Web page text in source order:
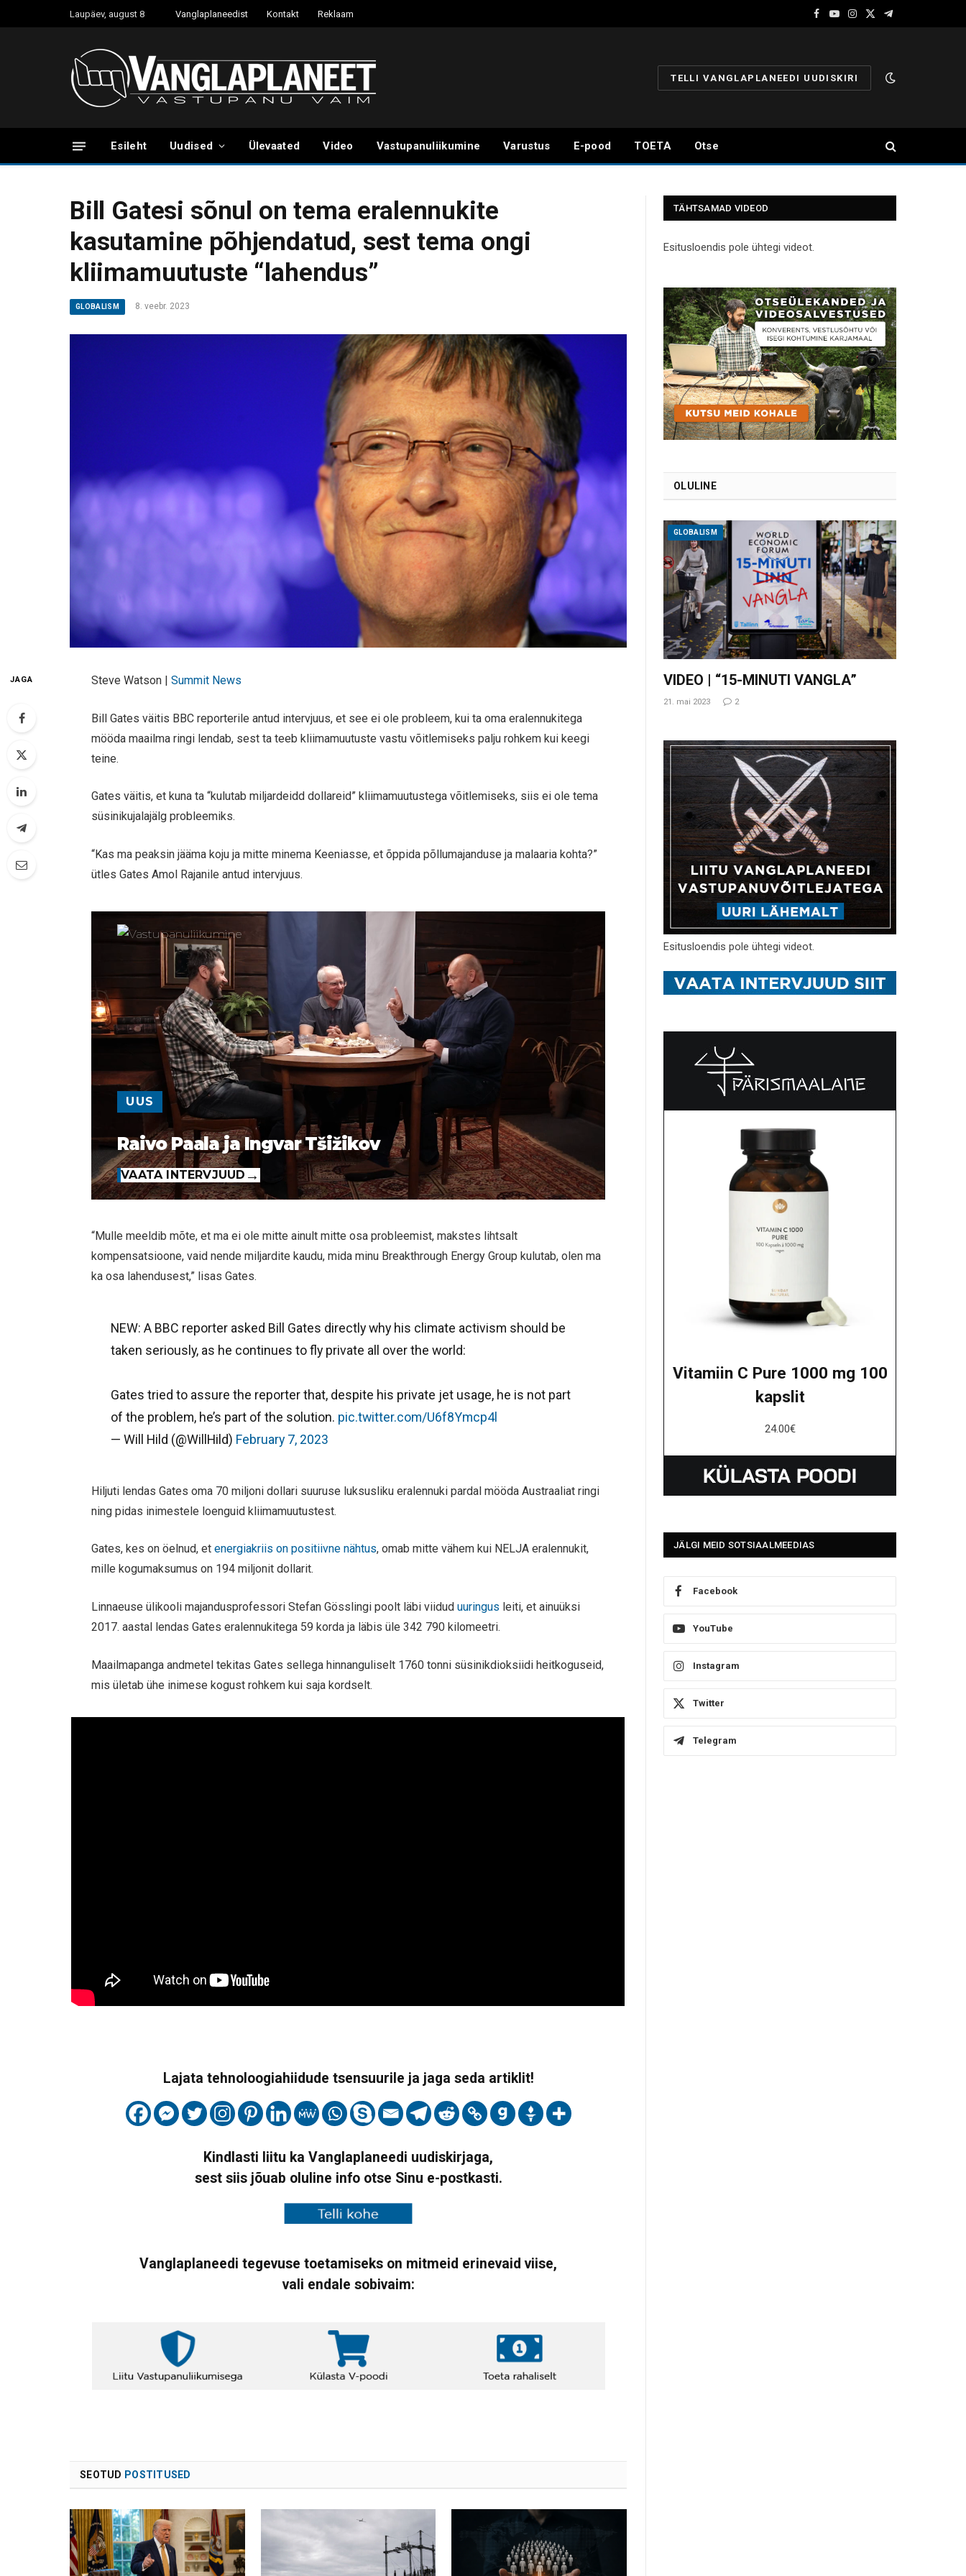
Laupäev, august 8 Vanglaplaneedist Kontakt Reklaam
Facebook
YouTube
Instagram
X
Telegram
TELLI VANGLAPLANEEDI UUDISKIRI
Esileht Uudised Ülevaated Video Vastupanuliikumine Varustus E-pood TOETA Otse
Bill Gatesi sõnul on tema eralennukite
kasutamine põhjendatud, sest tema ongi
kliimamuutuste “lahendus”
GLOBALISM 8. veebr. 2023
JAGA Steve Watson |Summit News
Bill Gates väitis BBC reporterile antud intervjuus, et see ei ole probleem, kui ta oma eralennukitega
mööda maailma ringi lendab, sest ta teeb kliimamuutuste vastu võitlemiseks palju rohkem kui keegi
teine.
Gates väitis, et kuna ta “kulutab miljardeidd dollareid” kliimamuutustega võitlemiseks, siis ei ole tema
süsinikujalajälg probleemiks.
“Kas ma peaksin jääma koju ja mitte minema Keeniasse, et õppida põllumajanduse ja malaaria kohta?”
ütles Gates Amol Rajanile antud intervjuus.
UUS
Raivo Paala ja Ingvar Tšižikov
VAATA INTERVJUUD
“Mulle meeldib mõte, et ma ei ole mitte ainult mitte osa probleemist, makstes lihtsalt
kompensatsioone, vaid nende miljardite kaudu, mida minu Breakthrough Energy Group kulutab, olen ma
ka osa lahendusest,” lisas Gates.
NEW: A BBC reporter asked Bill Gates directly why his climate activism should be
taken seriously, as he continues to fly private all over the world:
Gates tried to assure the reporter that, despite his private jet usage, he is not part
of the problem, he’s part of the solution. pic.twitter.com/U6f8Ymcp4l
— Will Hild (@WillHild) February 7, 2023
Hiljuti lendas Gates oma 70 miljoni dollari suuruse luksusliku eralennuki pardal mööda Austraaliat ringi
ning pidas inimestele loenguid kliimamuutustest.
Gates, kes on öelnud, etenergiakriis on positiivne nähtus, omab mitte vähem kui NELJA eralennukit,
mille kogumaksumus on 194 miljonit dollarit.
Linnaeuse ülikooli majandusprofessori Stefan Gösslingi poolt läbi viiduduuringus leiti, et ainuüksi
2017. aastal lendas Gates eralennukitega 59 korda ja läbis üle 342 790 kilomeetri.
Maailmapanga andmetel tekitas Gates sellega hinnanguliselt 1760 tonni süsinikdioksiidi heitkoguseid,
mis ületab ühe inimese kogust rohkem kui saja kordselt.
Lajata tehnoloogiahiidude tsensuurile ja jaga seda artiklit!
Kindlasti liitu ka Vanglaplaneedi uudiskirjaga,
sest siis jõuab oluline info otse Sinu e-postkasti.
Vanglaplaneedi tegevuse toetamiseks on mitmeid erinevaid viise,
vali endale sobivaim:
SEOTUD POSTITUSED
TÄHTSAMAD VIDEOD
Esitusloendis pole ühtegi videot.
OLULINE
GLOBALISM
VIDEO | “15-MINUTI VANGLA”
21. mai 2023 2
Esitusloendis pole ühtegi videot.
Vitamiin C Pure 1000 mg 100
kapslit
24.00€
JÄLGI MEID SOTSIAALMEEDIAS
Facebook
YouTube
Instagram
Twitter
Telegram